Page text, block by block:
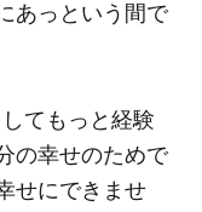
あっという間で
てもっと経験
の幸せのためで
せにできませ